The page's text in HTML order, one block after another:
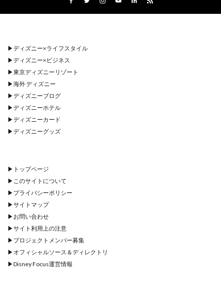
▶︎ディズニー×ライフスタイル
▶︎ディズニー×ビジネス
▶︎東京ディズニーリゾート
▶︎海外 ディズニー
▶︎ディズニーブログ
▶︎ディズニーホテル
▶︎ディズニーカード
▶︎ディズニーグッズ
▶︎ トップページ
▶︎ このサイトについて
▶︎ プライバシーポリシー
▶︎サイトマップ
▶︎ お問い合わせ
▶︎サイト利用上の注意
▶︎ プロジェクトメンバー募集
▶︎ オフィシャルソース＆ディレクトリ
▶︎Disney Focus運営情報